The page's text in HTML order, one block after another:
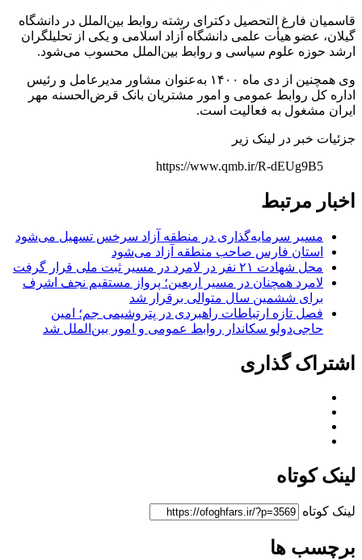
قاسمیان فارغ التحصیل دکترای رشته روابط بین‌الملل در دانشگاه
گیلان، عضو هیأت علمی دانشگاه آزاد اسلامی و یکی از تحلیلگران
ارشد حوزه علوم سیاسی و روابط بین‌الملل محسوب می‌شود.
وی همچنین از دی ماه ۱۴۰۰ به‌عنوان مشاور مدیرعامل و رئیس
اداره کل روابط عمومی و امور مشتریان بانک قرض‌الحسنه مهر
ایران مشغول به فعالیت است.
جزئیات خبر در لینک زیر
https://www.qmb.ir/R-dEUg9B5
اخبار مرتبط
مسیر سرمایه‌گذاری در منطقه آزاد سرخس تسهیل می‌شود
استان فارس صاحب منطقه آزاد می‌شود
محل شهادت ۲۱ نفر در لامرد در مسیر ثبت ملی قرار گرفت
لامرد همچنان در مسیر اربعین؛ پرواز مستقیم نجف اشرف
برای ششمین سال متوالی برقرار شد
فصل تازه ارتباطات راهبردی در پتروشیمی جم؛ امین
حاجی‌دولو سکاندار روابط عمومی و امور بین‌الملل شد
اشتراک گذاری
لینک کوتاه
لینک کوتاه
برچسب ها